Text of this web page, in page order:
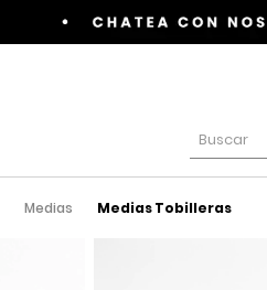
Medias Medias Tobilleras